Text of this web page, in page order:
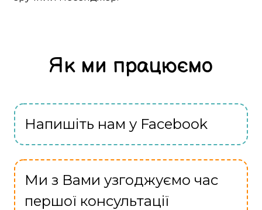
Як ми працюємо
Напишіть нам у Facebook
Ми з Вами узгоджуємо час
першої консультації